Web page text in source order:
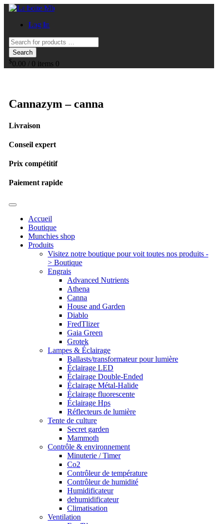
Log In
Search
$0.00 / 0 items 0
Cannazym – canna
Livraison
Conseil expert
Prix compétitif
Paiement rapide
Accueil
Boutique
Munchies shop
Produits
Visitez notre boutique pour voit toutes nos produits -
> Boutique
Engrais
Advanced Nutrients
Athena
Canna
House and Garden
Diablo
FredTlizer
Gaia Green
Grotek
Lampes & Éclairage
Ballasts/transformateur pour lumière
Éclairage LED
Éclairage Double-Ended
Éclairage Métal-Halide
Éclairage fluorescente
Éclairage Hps
Réflecteurs de lumière
Tente de culture
Secret garden
Mammoth
Contrôle & environnement
Minuterie / Timer
Co2
Contrôleur de température
Contrôleur de humidité
Humidificateur
dehumidificateur
Climatisation
Ventilation